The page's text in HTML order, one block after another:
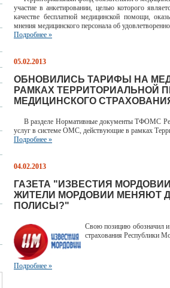
участие в анкетировании, целью которого
качестве бесплатной медицинской помощи,
мнения медицинского персонала об
Подробнее »
05.02.2013
ОБНОВИЛИСЬ ТАРИФЫ НА
РАМКАХ ТЕРРИТОРИАЛЬНОЙ
МЕДИЦИНСКОГО
В разделе Нормативные документы ТФОМС
услуг в системе ОМС, действующие в рамках
Подробнее »
04.02.2013
ГАЗЕТА "ИЗВЕСТИЯ
ЖИТЕЛИ МОРДОВИИ МЕНЯЮТ
ПОЛИСЫ?"
Свою позицию обозначил и
страхования Республики
Подробнее »